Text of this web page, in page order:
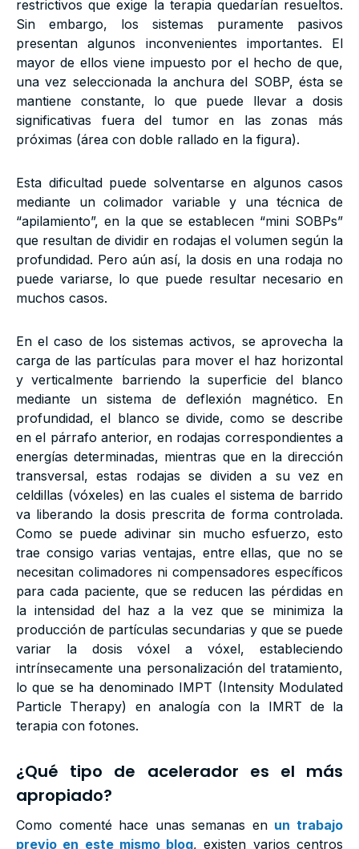
restrictivos que exige la terapia quedarían resueltos.
Sin embargo, los sistemas puramente pasivos
presentan algunos inconvenientes importantes. El
mayor de ellos viene impuesto por el hecho de que,
una vez seleccionada la anchura del SOBP, ésta se
mantiene constante, lo que puede llevar a dosis
significativas fuera del tumor en las zonas más
próximas (área con doble rallado en la figura).
Esta dificultad puede solventarse en algunos casos
mediante un colimador variable y una técnica de
“apilamiento”, en la que se establecen “mini SOBPs”
que resultan de dividir en rodajas el volumen según la
profundidad. Pero aún así, la dosis en una rodaja no
puede variarse, lo que puede resultar necesario en
muchos casos.
En el caso de los sistemas activos, se aprovecha la
carga de las partículas para mover el haz horizontal
y verticalmente barriendo la superficie del blanco
mediante un sistema de deflexión magnético. En
profundidad, el blanco se divide, como se describe
en el párrafo anterior, en rodajas correspondientes a
energías determinadas, mientras que en la dirección
transversal, estas rodajas se dividen a su vez en
celdillas (vóxeles) en las cuales el sistema de barrido
va liberando la dosis prescrita de forma controlada.
Como se puede adivinar sin mucho esfuerzo, esto
trae consigo varias ventajas, entre ellas, que no se
necesitan colimadores ni compensadores específicos
para cada paciente, que se reducen las pérdidas en
la intensidad del haz a la vez que se minimiza la
producción de partículas secundarias y que se puede
variar la dosis vóxel a vóxel, estableciendo
intrínsecamente una personalización del tratamiento,
lo que se ha denominado IMPT (Intensity Modulated
Particle Therapy) en analogía con la IMRT de la
terapia con fotones.
¿Qué tipo de acelerador es el más
apropiado?
Como comenté hace unas semanas en un trabajo
previo en este mismo blog, existen varios centros